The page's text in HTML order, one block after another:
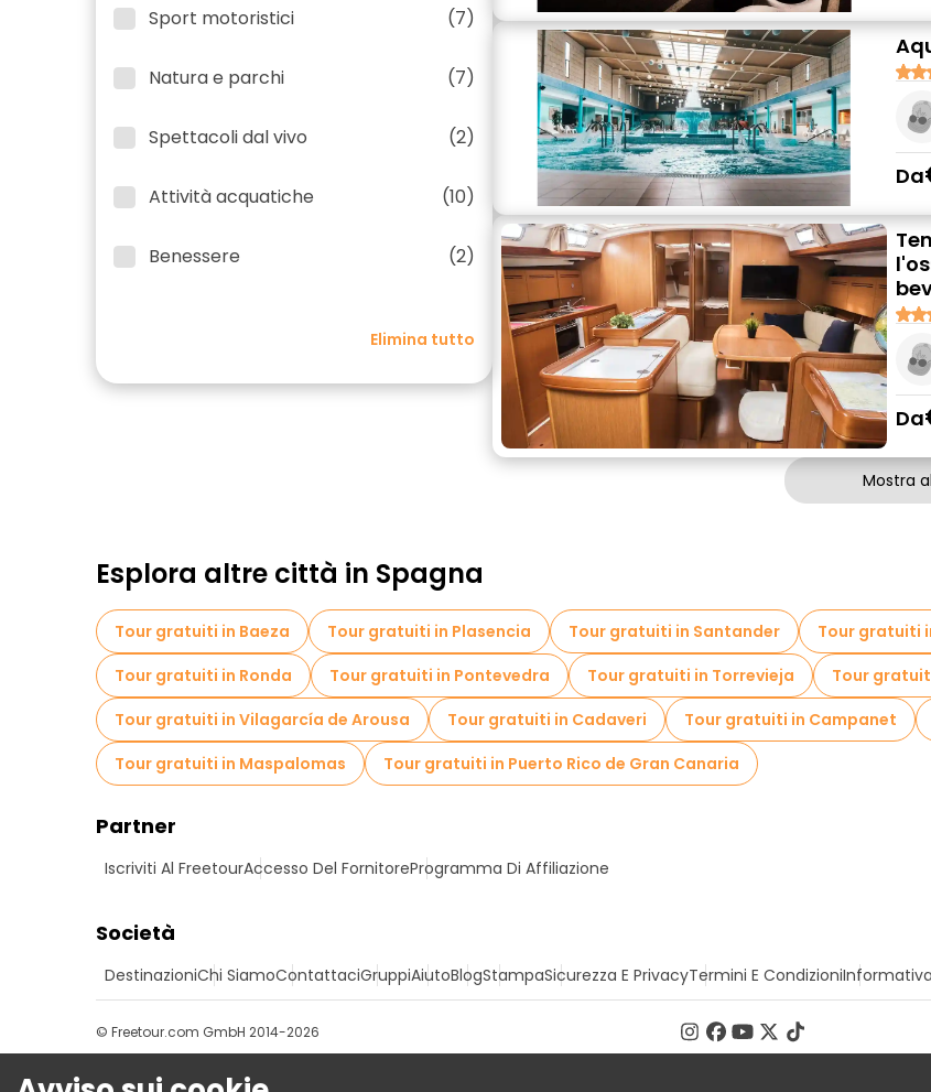
Sport motoristici (7)
Natura e parchi (7)
Spettacoli dal vivo (2)
Attività acquatiche (10)
Benessere (2)
Elimina tutto
Da
Da
Mostra
Esplora altre città in Spagna
Tour gratuiti in Baeza Tour gratuiti in Plasencia Tour gratuiti in Santander Tour gratuiti
Tour gratuiti in Ronda
Tour gratuiti in Pontevedra Tour gratuiti in Torrevieja Tour
Tour gratuiti in Vilagarcía de Arousa
Tour gratuiti in Cadaveri Tour gratuiti in Campanet
Tour gratuiti in Maspalomas
Tour gratuiti in Puerto Rico de Gran Canaria
Partner
Iscriviti Al FreetourAccesso Del FornitoreProgramma Di Affiliazione
Società
DestinazioniChi SiamoContattaciGruppiAiutoBlogStampaSicurezza E PrivacyTermini E Condizioni
© Freetour.com GmbH 2014-2026